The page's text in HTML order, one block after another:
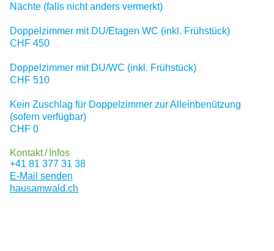
Nächte (falls nicht anders vermerkt)
Doppelzimmer mit DU/Etagen WC (inkl. Frühstück)
CHF 450
Doppelzimmer mit DU/WC (inkl. Frühstück)
CHF 510
Kein Zuschlag für Doppelzimmer zur Alleinbenützung
(sofern verfügbar)
CHF 0
Kontakt / Infos
+41 81 377 31 38
E-Mail senden
hausamwald.ch